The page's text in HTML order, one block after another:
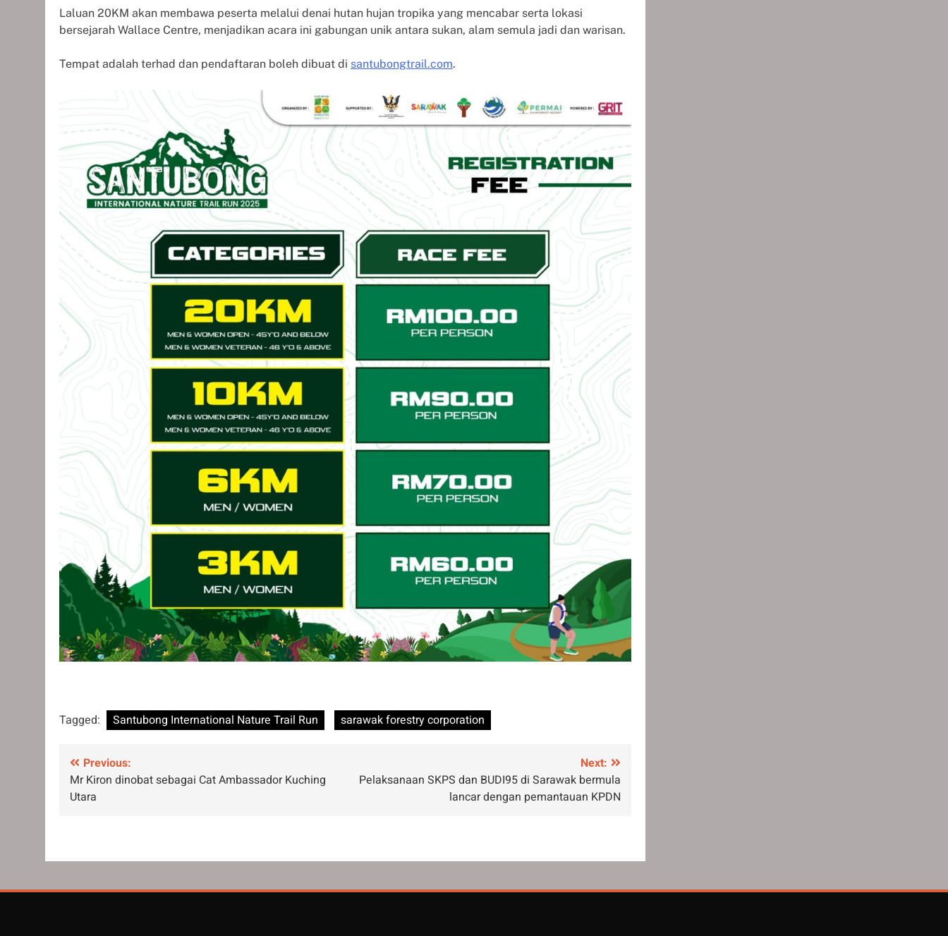
Laluan 20KM akan membawa peserta melalui denai hutan hujan tropika yang mencabar serta lokasi
bersejarah Wallace Centre, menjadikan acara ini gabungan unik antara sukan, alam semula jadi dan warisan.
Tempat adalah terhad dan pendaftaran boleh dibuat di santubongtrail.com.
Tagged: Santubong International Nature Trail Run sarawak forestry corporation
Post
navigation
Previous:
Mr Kiron dinobat sebagai Cat Ambassador Kuching
Utara
Next:
Pelaksanaan SKPS dan BUDI95 di Sarawak bermula
lancar dengan pemantauan KPDN